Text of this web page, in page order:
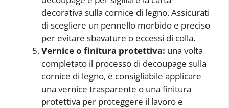
decorativa sulla cornice di legno. Assicurati
di scegliere un pennello morbido e preciso
per evitare sbavature o eccessi di colla.
Vernice o finitura protettiva: una volta
completato il processo di decoupage sulla
cornice di legno, è consigliabile applicare
una vernice trasparente o una finitura
protettiva per proteggere il lavoro e